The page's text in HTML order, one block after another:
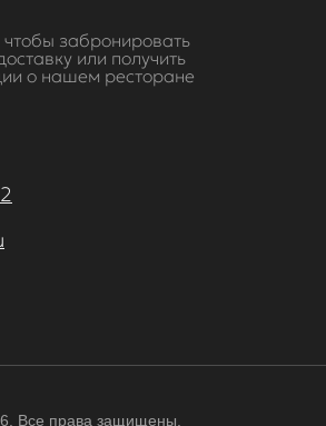
забронировать
или получить
о нашем ресторане
Все права защищены.